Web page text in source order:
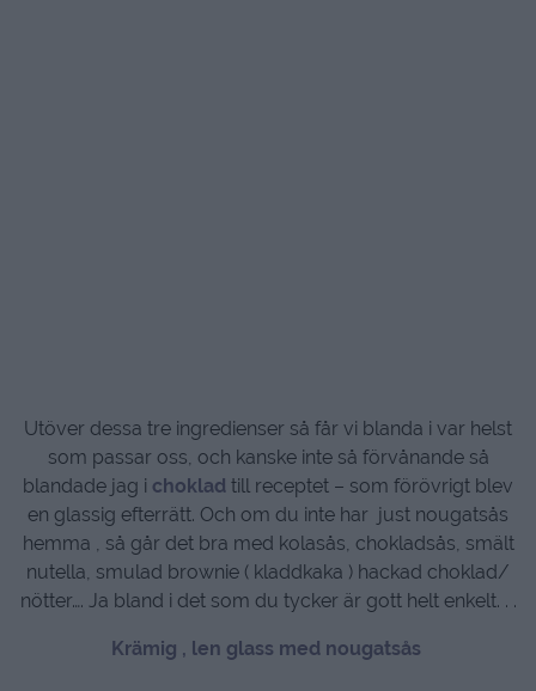
Utöver dessa tre ingredienser så får vi blanda i var helst
som passar oss, och kanske inte så förvånande så
blandade jag i choklad till receptet – som förövrigt blev
en glassig efterrätt. Och om du inte har just nougatsås
hemma , så går det bra med kolasås, chokladsås, smält
nutella, smulad brownie ( kladdkaka ) hackad choklad/
nötter…. Ja bland i det som du tycker är gott helt enkelt. . .
Krämig , len glass med nougatsås